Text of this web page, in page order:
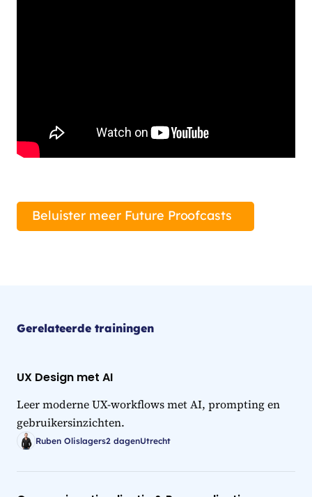
Beluister meer Future Proofcasts
Gerelateerde trainingen
UX Design met AI
Leer moderne UX-workflows met AI, prompting en
gebruikersinzichten.
Ruben Olislagers2 dagenUtrecht